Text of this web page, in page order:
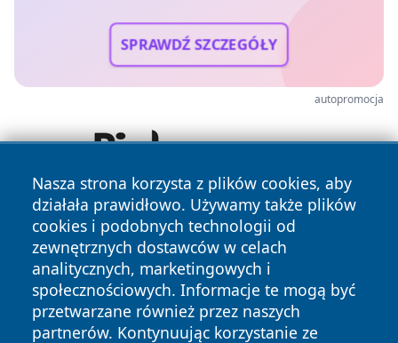
SPRAWDŹ SZCZEGÓŁY
autopromocja
Nasza strona korzysta z plików cookies, aby
działała prawidłowo. Używamy także plików
cookies i podobnych technologii od
zewnętrznych dostawców w celach
analitycznych, marketingowych i
społecznościowych. Informacje te mogą być
przetwarzane również przez naszych
partnerów. Kontynuując korzystanie ze
Copyright © 2026 mojzgierz.pl Wszystkie prawa zastrzeżone.